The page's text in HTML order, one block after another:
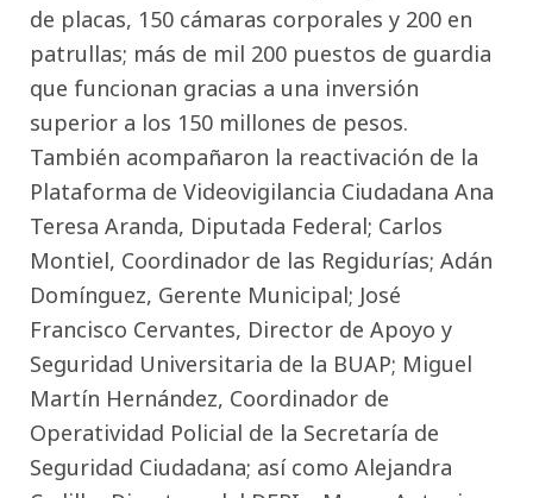
de placas, 150 cámaras corporales y 200 en
patrullas; más de mil 200 puestos de guardia
que funcionan gracias a una inversión
superior a los 150 millones de pesos.
También acompañaron la reactivación de la
Plataforma de Videovigilancia Ciudadana Ana
Teresa Aranda, Diputada Federal; Carlos
Montiel, Coordinador de las Regidurías; Adán
Domínguez, Gerente Municipal; José
Francisco Cervantes, Director de Apoyo y
Seguridad Universitaria de la BUAP; Miguel
Martín Hernández, Coordinador de
Operatividad Policial de la Secretaría de
Seguridad Ciudadana; así como Alejandra